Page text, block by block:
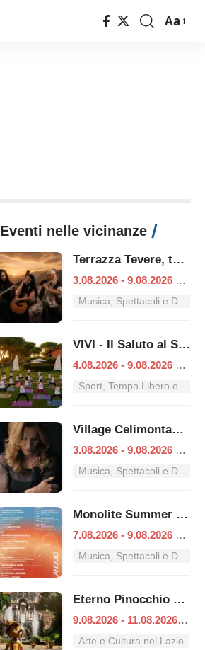
Font
Aa
Eventi nelle vicinanze
Terrazza Tevere, tutti i concerti dal 3 al 9 agosto
3.08.2026 - 9.08.2026 |
Musica, Spettacoli e Danza nel Lazio
VIVI - Il Saluto al Sole
4.08.2026 - 9.08.2026 |
Sport, Tempo Libero e Divertimento nel Lazio
Village Celimontana: gli appuntamenti dal 3 al 9 agosto
3.08.2026 - 9.08.2026 |
Musica, Spettacoli e Danza nel Lazio
Monolite Summer Fest
7.08.2026 - 9.08.2026 |
Musica, Spettacoli e Danza nel Lazio
Eterno Pinocchio – Duecento anni di Collodi
9.08.2026 - 11.08.2026
|
Arte e Cultura nel Lazio